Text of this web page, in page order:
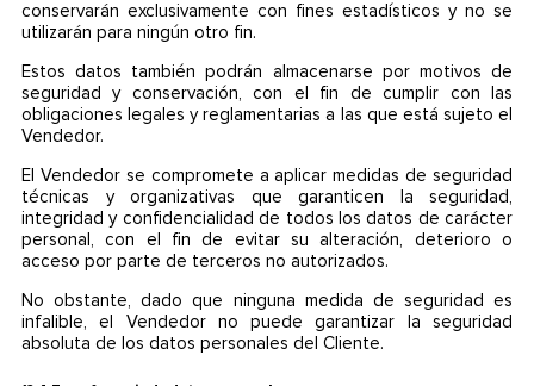
conservarán exclusivamente con fines estadísticos y no se
utilizarán para ningún otro fin.
Estos datos también podrán almacenarse por motivos de
seguridad y conservación, con el fin de cumplir con las
obligaciones legales y reglamentarias a las que está sujeto el
Vendedor.
El Vendedor se compromete a aplicar medidas de seguridad
técnicas y organizativas que garanticen la seguridad,
integridad y confidencialidad de todos los datos de carácter
personal, con el fin de evitar su alteración, deterioro o
acceso por parte de terceros no autorizados.
No obstante, dado que ninguna medida de seguridad es
infalible, el Vendedor no puede garantizar la seguridad
absoluta de los datos personales del Cliente.